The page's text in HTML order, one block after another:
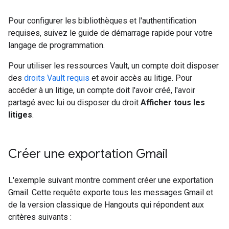
Pour configurer les bibliothèques et l'authentification
requises, suivez le guide de démarrage rapide pour votre
langage de programmation.
Pour utiliser les ressources Vault, un compte doit disposer
des droits Vault requis et avoir accès au litige. Pour
accéder à un litige, un compte doit l'avoir créé, l'avoir
partagé avec lui ou disposer du droit Afficher tous les
litiges.
Créer une exportation Gmail
L'exemple suivant montre comment créer une exportation
Gmail. Cette requête exporte tous les messages Gmail et
de la version classique de Hangouts qui répondent aux
critères suivants :